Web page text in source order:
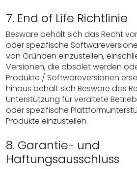
7. End of Life Richtlinie
Besware behält sich das Recht
oder spezifische
von Gründen einzustellen,
Versionen, die obsolet werden
Produkte / Softwareversionen
hinaus behält sich Besware das
Unterstützung für veraltete
oder spezifische
Produkte einzustellen.
8. Garantie- und
Haftungsausschluss